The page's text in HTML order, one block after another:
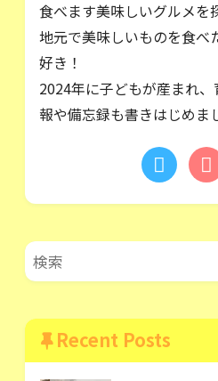
食べます美味しいグルメを
地元で美味しいものを食べ
好き！
2024年に子どもが産まれ
報や備忘録も書きはじめま
Recent Posts